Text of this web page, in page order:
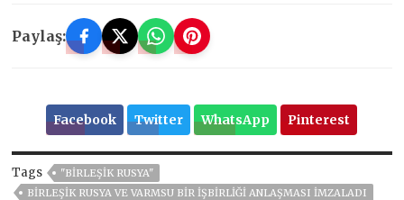
Paylaş:
Facebook Twitter WhatsApp Pinterest
Tags
"BIRLEŞIK RUSYA"
BIRLEŞIK RUSYA VE VARMSU BIR IŞBIRLIĞI ANLAŞMASI IMZALADI